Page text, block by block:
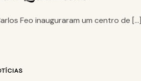
Feo inauguraram um centro de […]